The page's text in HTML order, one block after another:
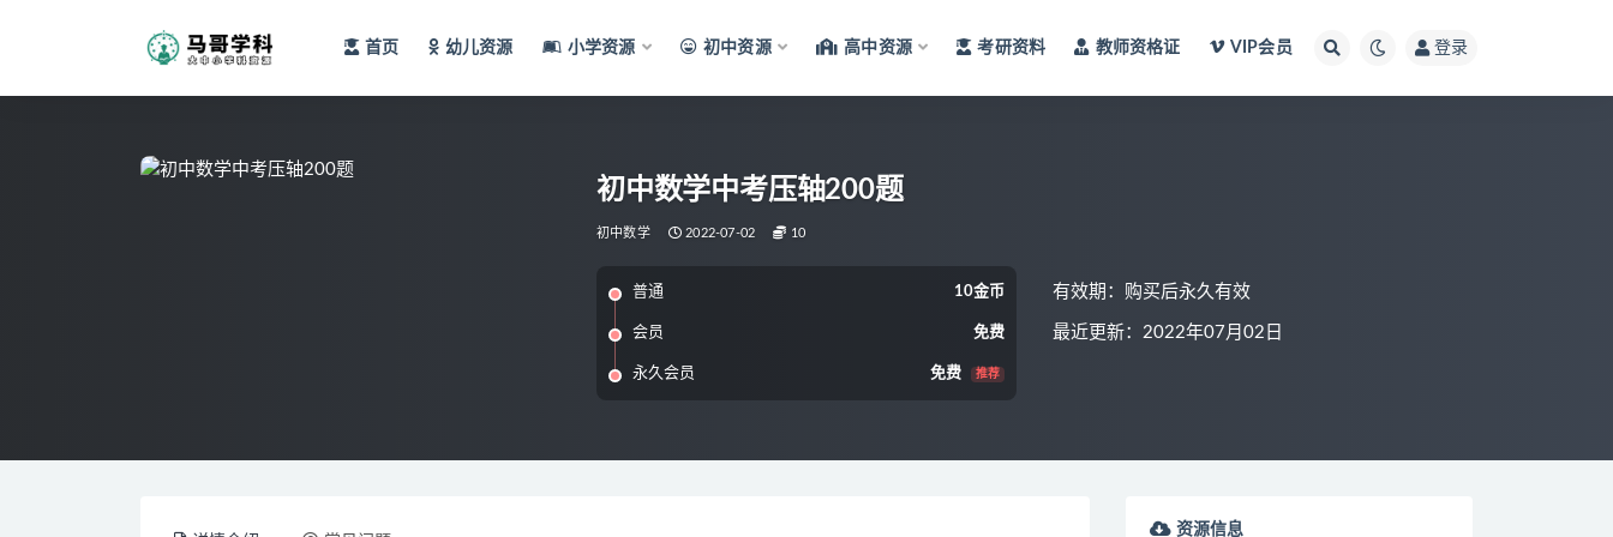
首页 幼儿资源 小学资源 初中资源 高中资源 考研资料 教师资格证 VIP会员 登录
初中数学中考压轴200题
初中数学 2022-07-02 10
普通 10金币
会员 免费
永久会员 免费 推荐
有效期：购买后永久有效
最近更新：2022年07月02日
资源信息